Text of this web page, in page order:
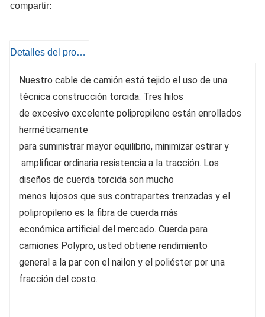
compartir:
Detalles del producto
Nuestro cable de camión está tejido el uso de una
técnica construcción torcida. Tres hilos
de excesivo excelente polipropileno están enrollados
herméticamente
para suministrar mayor equilibrio, minimizar estirar y
amplificar ordinaria resistencia a la tracción. Los
diseños de cuerda torcida son mucho
menos lujosos que sus contrapartes trenzadas y el
polipropileno es la fibra de cuerda más
económica artificial del mercado. Cuerda para
camiones Polypro, usted obtiene rendimiento
general a la par con el nailon y el poliéster por una
fracción del costo.